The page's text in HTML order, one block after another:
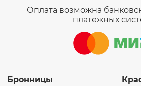
Оплата возможна
платежных
Бронницы